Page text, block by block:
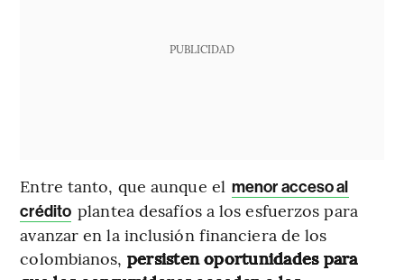
PUBLICIDAD
Entre tanto, que aunque el menor acceso al
crédito plantea desafíos a los esfuerzos para
avanzar en la inclusión financiera de los
colombianos, persisten oportunidades para